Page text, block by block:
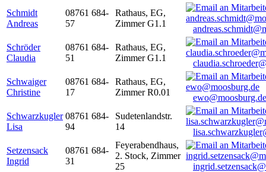
Schmidt
Andreas
08761 684-
57
Rathaus, EG,
Zimmer G1.1
Schröder
Claudia
08761 684-
51
Rathaus, EG,
Zimmer G1.1
Schwaiger
Christine
08761 684-
17
Rathaus, EG,
Zimmer R0.01
ewo@moosburg.de
Schwarzkugler
Lisa
08761 684-
94
Sudetenlandstr.
14
Setzensack
Ingrid
08761 684-
31
Feyerabendhaus,
2. Stock, Zimmer
25